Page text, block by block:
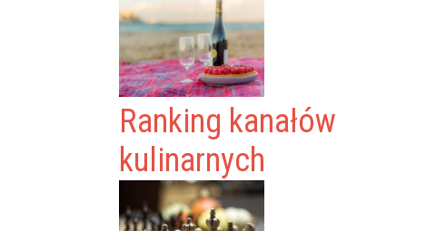
Ranking kanałów
kulinarnych